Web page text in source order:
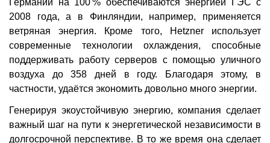
Германии на 100 % обеспечиваются энергией ГЭС с
2008 года, а в Финляндии, например, применяется
ветряная энергия. Кроме того, Hetzner использует
современные технологии охлаждения, способные
поддерживать работу серверов с помощью уличного
воздуха до 358 дней в году. Благодаря этому, в
частности, удаётся экономить довольно много энергии.
Генерируя экоустойчивую энергию, компания сделает
важный шаг на пути к энергетической независимости в
долгосрочной перспективе. В то же время она сделает